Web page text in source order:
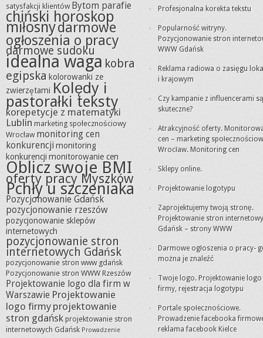
satysfakcji klientów Bytom parafie
chiński horoskop
miłosnydarmowe
ogłoszenia o pracy
darmowe sudoku
idealna waga kobra
egipska kolorowanki ze
zwierzętami Kolędy i
pastorałki teksty
korepetycje z matematyki
Lublin marketing społecznościowy
Wrocław monitoring cen
konkurencjimonitoring
konkurencjimonitorowanie cen
Oblicz swoje BMI
oferty pracy Myszków
Pchły u szczeniaka
Pozycjonowanie Gdańsk
pozycjonowanie rzeszów
pozycjonowanie sklepów
internetowych
pozycjonowanie stron
internetowych Gdańsk
pozycjonowanie stron www gdańsk
Pozycjonowanie stron WWW Rzeszów
Projektowanie logo dla firm w
Warszawie Projektowanie
logo firmy projektowanie
stron gdańsk projektowanie stron
internetowych Gdańsk Prowadzenie
Profesjonalna korekta tekstu
Popularność witryny.
Pozycjonowanie stron
WWW Gdańsk
Reklama radiowa o zasięgu
i krajowym
Czy kampanie z influencerami są
skuteczne?
Atrakcyjność oferty.
cen – marketing
Wrocław. Monitoring cen
Sklepy online.
Projektowanie logotypu
Zaprojektujemy twoją stronę.
Projektowanie stron
Gdańsk – strony WWW
Darmowe ogłoszenia o pracy-
można je znaleźć
Twoje logo. Projektowanie logo
firmy, rejestracja logotypu
Portale społecznościowe.
Prowadzenie facebooka
reklama facebook Kielce